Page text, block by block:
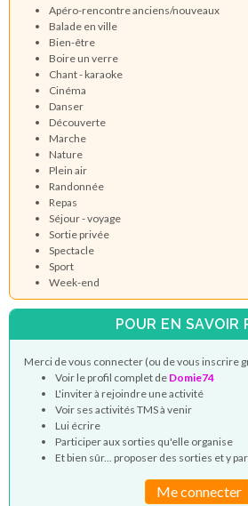
Apéro-rencontre anciens/nouveaux
Balade en ville
Bien-être
Boire un verre
Chant - karaoke
Cinéma
Danser
Découverte
Marche
Nature
Plein air
Randonnée
Repas
Séjour - voyage
Sortie privée
Spectacle
Sport
Week-end
POUR EN SAVOIR
Merci de vous connecter (ou de vous inscrire
Voir le profil complet de Domie74
L'inviter à rejoindre une activité
Voir ses activités TMS à venir
Lui écrire
Participer aux sorties qu'elle organise
Et bien sûr... proposer des sorties et y
Me connecter